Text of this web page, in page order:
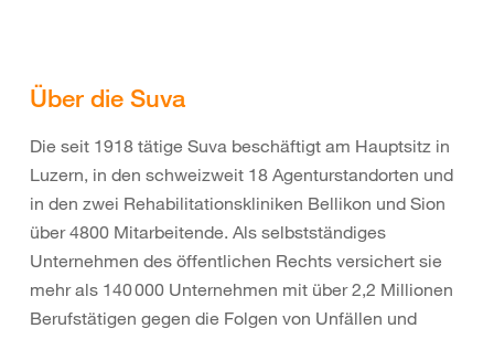
Über die Suva
Die seit 1918 tätige Suva beschäftigt am Hauptsitz in
Luzern, in den schweizweit 18 Agenturstandorten und
in den zwei Rehabilitationskliniken Bellikon und Sion
über 4800 Mitarbeitende. Als selbstständiges
Unternehmen des öffentlichen Rechts versichert sie
mehr als 140 000 Unternehmen mit über 2,2 Millionen
Berufstätigen gegen die Folgen von Unfällen und